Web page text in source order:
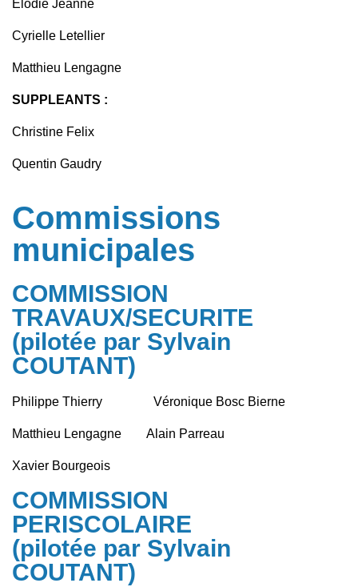
Elodie Jeanne
Cyrielle Letellier
Matthieu Lengagne
SUPPLEANTS :
Christine Felix
Quentin Gaudry
Commissions
municipales
COMMISSION
TRAVAUX/SECURITE
(pilotée par Sylvain
COUTANT)
Philippe Thierry Véronique Bosc Bierne
Matthieu Lengagne Alain Parreau
Xavier Bourgeois
COMMISSION
PERISCOLAIRE
(pilotée par Sylvain
COUTANT)